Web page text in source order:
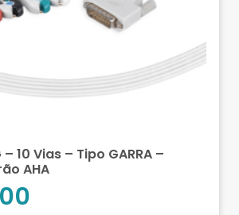
10 Vias – Tipo GARRA –
AHA